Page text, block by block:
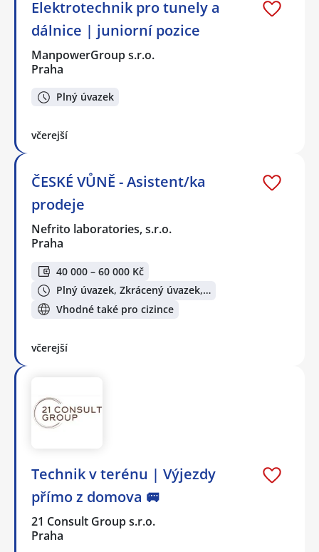
Elektrotechnik pro tunely a
dálnice | juniorní pozice
ManpowerGroup s.r.o.
Praha
Plný úvazek
včerejší
ČESKÉ VŮNĚ - Asistent/ka
prodeje
Nefrito laboratories, s.r.o.
Praha
40 000 – 60 000 Kč
Plný úvazek, Zkrácený úvazek,…
Vhodné také pro cizince
včerejší
Technik v terénu | Výjezdy
přímo z domova 🚐
21 Consult Group s.r.o.
Praha